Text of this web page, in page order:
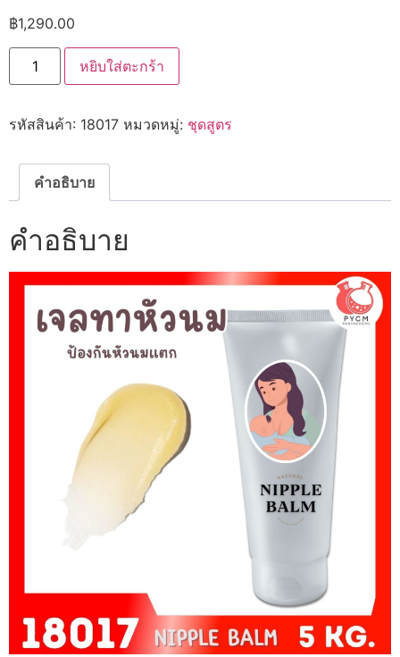
฿1,290.00
จำนวน
18017
เจล
ป้องกัน
หัวนม
แตก-1kg
หยิบใส่ตะกร้า
รหัสสินค้า: 18017 หมวดหมู่: ชุดสูตร
คำอธิบาย
คำอธิบาย